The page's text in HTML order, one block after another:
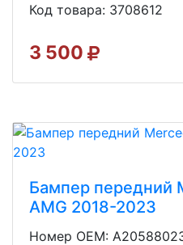
Код товара: 3708612
3 500
Бампер передний
AMG 2018-2023
Номер OEM: